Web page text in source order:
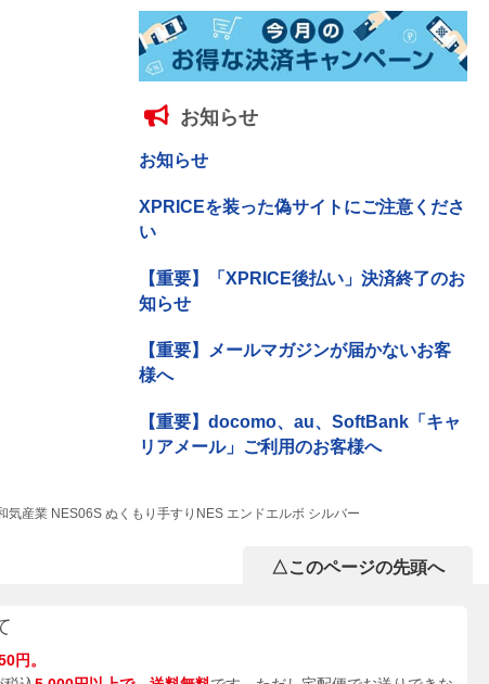
気産業 NES06S ぬくもり手すりNES エンドエルボ シルバー
お知らせ
お知らせ
XPRICEを装った偽サイトにご注意くださ
い
【重要】「XPRICE後払い」決済終了のお
知らせ
【重要】メールマガジンが届かないお客
様へ
【重要】docomo、au、SoftBank「キャ
リアメール」ご利用のお客様へ
△このページの先頭へ
円。